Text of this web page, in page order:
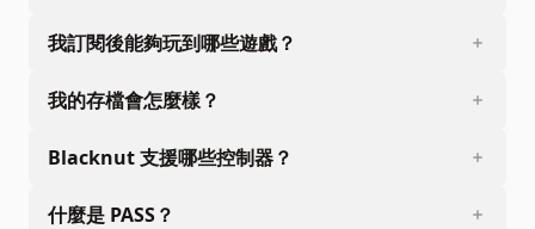
我訂閱後能夠玩到哪些遊戲？
我的存檔會怎麼樣？
Blacknut 支援哪些控制器？
什麼是 PASS？